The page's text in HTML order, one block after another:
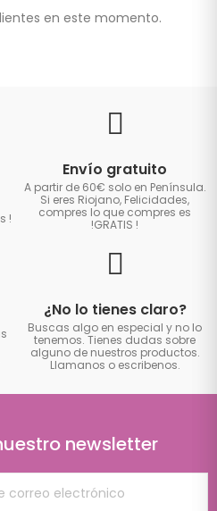
en este momento.
!
Envío gratuito
A partir de 60€ solo en Península.
Si eres Riojano, Felicidades,
compres lo que compres es
!GRATIS !
¿No lo tienes claro?
Buscas algo en especial y no lo
tenemos. Tienes dudas sobre
alguno de nuestros productos.
Llamanos o escribenos.
newsletter